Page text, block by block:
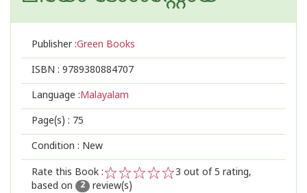
Publisher :Green Books
ISBN : 9789380884707
Language :Malayalam
Page(s) : 75
Condition : New
Rate this Book :
2
1
3 out of 5 rating,
based on
2 review(s)